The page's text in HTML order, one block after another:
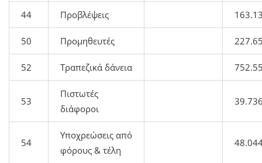
44 Προβλέψεις
50 Προμηθευτές
52 Τραπεζικά δάνεια
53
Πιστωτές
διάφοροι
54
Υποχρεώσεις από
φόρους & τέλη